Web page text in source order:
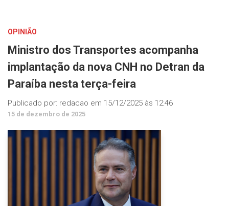
OPINIÃO
Ministro dos Transportes acompanha
implantação da nova CNH no Detran da
Paraíba nesta terça-feira
Publicado por: redacao em 15/12/2025 às 12:46
15 de dezembro de 2025